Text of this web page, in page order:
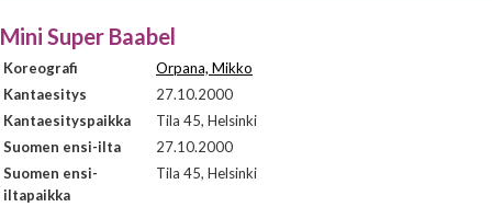
Mini Super Baabel
Koreografi
Orpana, Mikko
Kantaesitys
27.10.2000
Kantaesityspaikka
Tila 45, Helsinki
Suomen ensi-ilta
27.10.2000
Suomen ensi-
iltapaikka
Tila 45, Helsinki